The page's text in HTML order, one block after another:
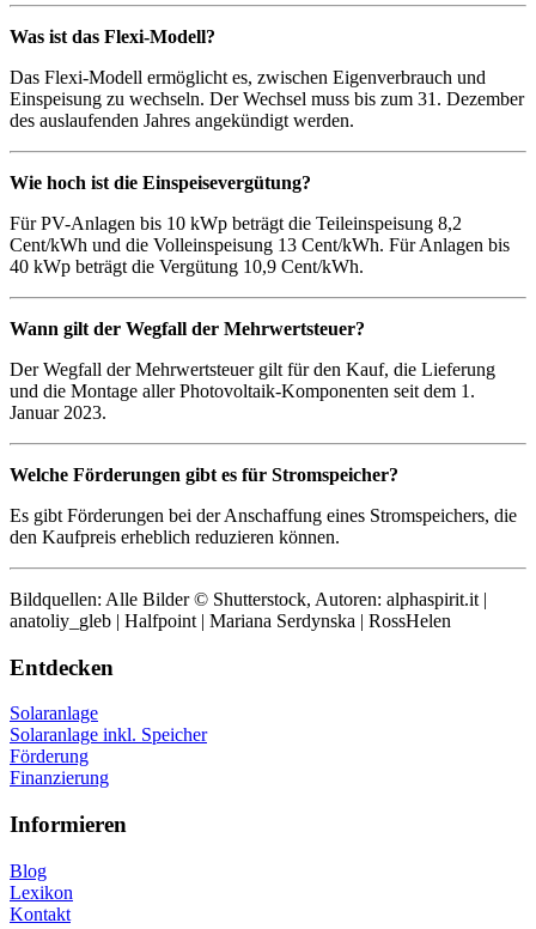
Was ist das Flexi-Modell?
Das Flexi-Modell ermöglicht es, zwischen Eigenverbrauch und
Einspeisung zu wechseln. Der Wechsel muss bis zum 31. Dezember
des auslaufenden Jahres angekündigt werden.
Wie hoch ist die Einspeisevergütung?
Für PV-Anlagen bis 10 kWp beträgt die Teileinspeisung 8,2
Cent/kWh und die Volleinspeisung 13 Cent/kWh. Für Anlagen bis
40 kWp beträgt die Vergütung 10,9 Cent/kWh.
Wann gilt der Wegfall der Mehrwertsteuer?
Der Wegfall der Mehrwertsteuer gilt für den Kauf, die Lieferung
und die Montage aller Photovoltaik-Komponenten seit dem 1.
Januar 2023.
Welche Förderungen gibt es für Stromspeicher?
Es gibt Förderungen bei der Anschaffung eines Stromspeichers, die
den Kaufpreis erheblich reduzieren können.
Bildquellen: Alle Bilder © Shutterstock, Autoren: alphaspirit.it |
anatoliy_gleb | Halfpoint | Mariana Serdynska | RossHelen
Entdecken
Solaranlage
Solaranlage inkl. Speicher
Förderung
Finanzierung
Informieren
Blog
Lexikon
Kontakt